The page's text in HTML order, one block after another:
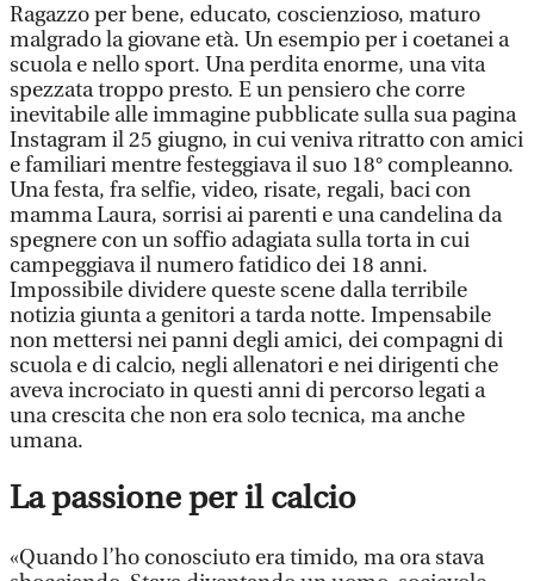
Ragazzo per bene, educato, coscienzioso, maturo
malgrado la giovane età. Un esempio per i coetanei a
scuola e nello sport. Una perdita enorme, una vita
spezzata troppo presto. E un pensiero che corre
inevitabile alle immagine pubblicate sulla sua pagina
Instagram il 25 giugno, in cui veniva ritratto con amici
e familiari mentre festeggiava il suo 18° compleanno.
Una festa, fra selfie, video, risate, regali, baci con
mamma Laura, sorrisi ai parenti e una candelina da
spegnere con un soffio adagiata sulla torta in cui
campeggiava il numero fatidico dei 18 anni.
Impossibile dividere queste scene dalla terribile
notizia giunta a genitori a tarda notte. Impensabile
non mettersi nei panni degli amici, dei compagni di
scuola e di calcio, negli allenatori e nei dirigenti che
aveva incrociato in questi anni di percorso legati a
una crescita che non era solo tecnica, ma anche
umana.
La passione per il calcio
«Quando l’ho conosciuto era timido, ma ora stava